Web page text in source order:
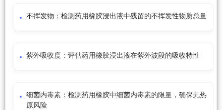
不挥发物：检测药用橡胶浸出液中残留的不挥发性物质总量
紫外吸收度：评估药用橡胶浸出液在紫外波段的吸收特性
细菌内毒素：检测药用橡胶中细菌内毒素的限量，确保无热
原风险